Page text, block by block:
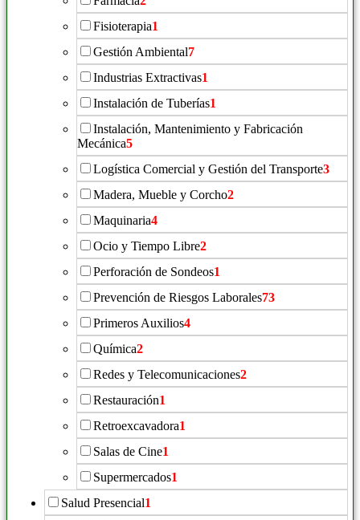
Fisioterapia1
Gestión Ambiental7
Industrias Extractivas1
Instalación de Tuberías1
Instalación, Mantenimiento y Fabricación
Mecánica5
Logística Comercial y Gestión del Transporte3
Madera, Mueble y Corcho2
Maquinaria4
Ocio y Tiempo Libre2
Perforación de Sondeos1
Prevención de Riesgos Laborales73
Primeros Auxilios4
Química2
Redes y Telecomunicaciones2
Restauración1
Retroexcavadora1
Salas de Cine1
Supermercados1
Salud Presencial1